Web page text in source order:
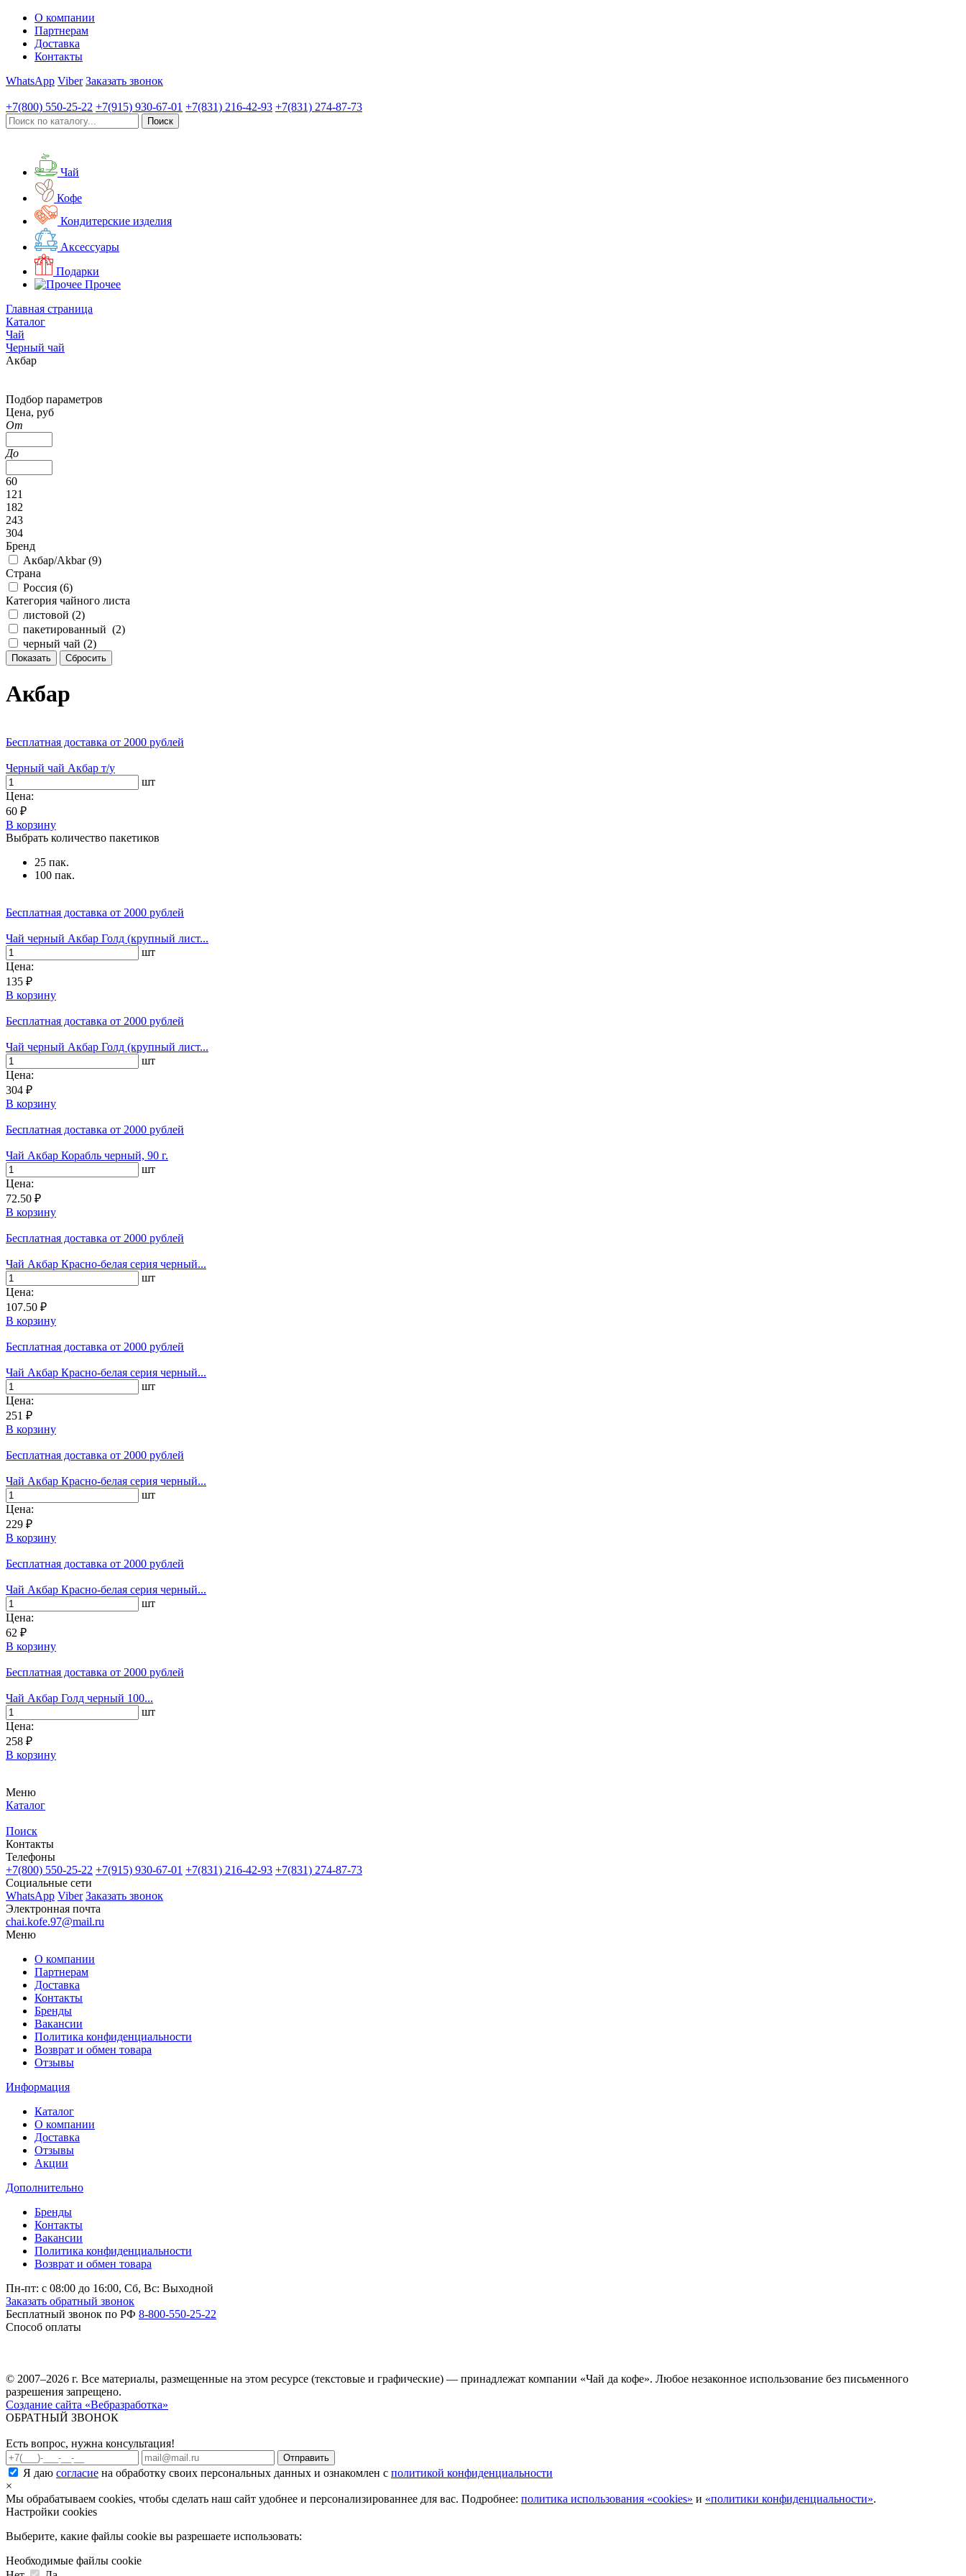
О компании
Партнерам
Доставка
Контакты
WhatsApp Viber Заказать звонок
+7(800) 550-25-22 +7(915) 930-67-01 +7(831) 216-42-93 +7(831) 274-87-73
Чай
Кофе
Кондитерские изделия
Аксессуары
Подарки
Прочее
Главная страница
Каталог
Чай
Черный чай
Акбар
Подбор параметров
Цена, руб
От
До
60
121
182
243
304
Бренд
Акбар/Akbar (9)
Страна
Россия (6)
Категория чайного листа
листовой (2)
пакетированный (2)
черный чай (2)
Акбар
Бесплатная доставка от 2000 рублей
Черный чай Акбар т/у
шт
Цена:
60 ₽
В корзину
Выбрать количество пакетиков
25 пак.
100 пак.
Бесплатная доставка от 2000 рублей
Чай черный Акбар Голд (крупный лист...
шт
Цена:
135 ₽
В корзину
Бесплатная доставка от 2000 рублей
Чай черный Акбар Голд (крупный лист...
шт
Цена:
304 ₽
В корзину
Бесплатная доставка от 2000 рублей
Чай Акбар Корабль черный, 90 г.
шт
Цена:
72.50 ₽
В корзину
Бесплатная доставка от 2000 рублей
Чай Акбар Красно-белая серия черный...
шт
Цена:
107.50 ₽
В корзину
Бесплатная доставка от 2000 рублей
Чай Акбар Красно-белая серия черный...
шт
Цена:
251 ₽
В корзину
Бесплатная доставка от 2000 рублей
Чай Акбар Красно-белая серия черный...
шт
Цена:
229 ₽
В корзину
Бесплатная доставка от 2000 рублей
Чай Акбар Красно-белая серия черный...
шт
Цена:
62 ₽
В корзину
Бесплатная доставка от 2000 рублей
Чай Акбар Голд черный 100...
шт
Цена:
258 ₽
В корзину
Меню
Каталог
Поиск
Контакты
Телефоны
+7(800) 550-25-22 +7(915) 930-67-01 +7(831) 216-42-93 +7(831) 274-87-73
Социальные сети
WhatsApp Viber Заказать звонок
Электронная почта
chai.kofe.97@mail.ru
Меню
О компании
Партнерам
Доставка
Контакты
Бренды
Вакансии
Политика конфиденциальности
Возврат и обмен товара
Отзывы
Информация
Каталог
О компании
Доставка
Отзывы
Акции
Дополнительно
Бренды
Контакты
Вакансии
Политика конфиденциальности
Возврат и обмен товара
Пн-пт: c 08:00 до 16:00, Сб, Вс: Выходной
Заказать обратный звонок
Бесплатный звонок по РФ 8-800-550-25-22
Способ оплаты
© 2007–2026 г. Все материалы, размещенные на этом ресурсе (текстовые и графические) — принадлежат компании «Чай да кофе». Любое незаконное использование без письменного
разрешения запрещено.
Создание сайта «Вебразработка»
ОБРАТНЫЙ ЗВОНОК
Есть вопрос, нужна консультация!
Я даю согласие на обработку своих персональных данных и ознакомлен с политикой конфиденциальности
×
Мы обрабатываем cookies, чтобы сделать наш сайт удобнее и персонализированнее для вас. Подробнее: политика использования «cookies» и «политики конфиденциальности».
Настройки cookies
Выберите, какие файлы cookie вы разрешаете использовать:
Необходимые файлы cookie